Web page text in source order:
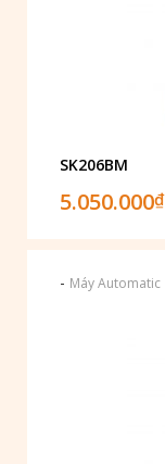
SK206BM
5.050.000₫
- Máy Automatic